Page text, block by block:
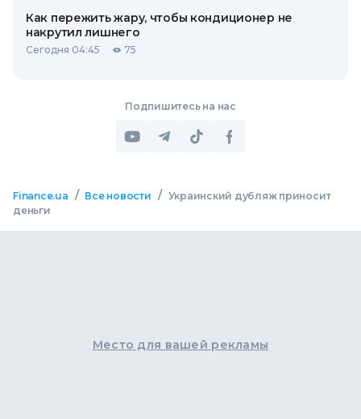
Как пережить жару, чтобы кондиционер не
накрутил лишнего
Сегодня 04:45 75
Подпишитесь на нас
Finance.ua / Все новости / Украинский дубляж приносит
деньги
Место для вашей рекламы